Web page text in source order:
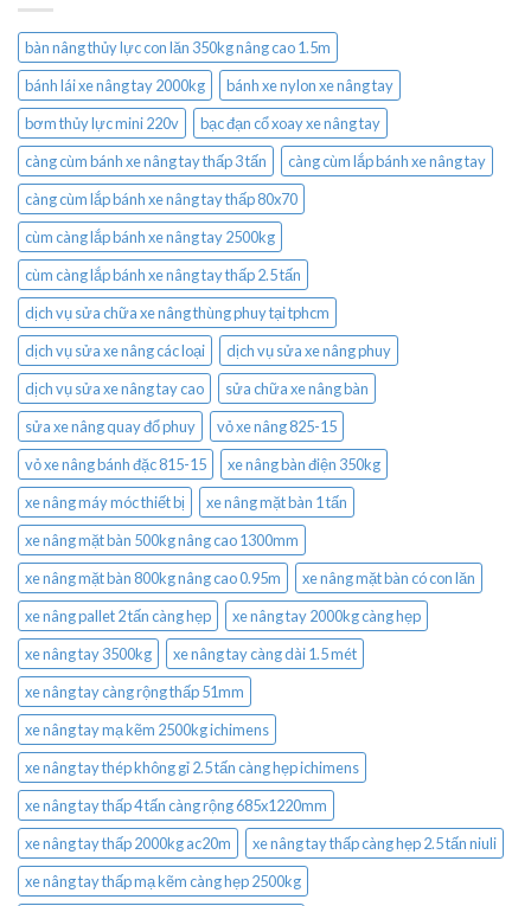
bàn nâng thủy lực con lăn 350kg nâng cao 1.5m
bánh lái xe nâng tay 2000kg
bánh xe nylon xe nâng tay
bơm thủy lực mini 220v
bạc đạn cổ xoay xe nâng tay
càng cùm bánh xe nâng tay thấp 3 tấn
càng cùm lắp bánh xe nâng tay
càng cùm lắp bánh xe nâng tay thấp 80x70
cùm càng lắp bánh xe nâng tay 2500kg
cùm càng lắp bánh xe nâng tay thấp 2.5 tấn
dịch vụ sửa chữa xe nâng thùng phuy tại tphcm
dịch vụ sửa xe nâng các loại
dịch vụ sửa xe nâng phuy
dịch vụ sửa xe nâng tay cao
sửa chữa xe nâng bàn
sửa xe nâng quay đổ phuy
vỏ xe nâng 825-15
vỏ xe nâng bánh đặc 815-15
xe nâng bàn điện 350kg
xe nâng máy móc thiết bị
xe nâng mặt bàn 1 tấn
xe nâng mặt bàn 500kg nâng cao 1300mm
xe nâng mặt bàn 800kg nâng cao 0.95m
xe nâng mặt bàn có con lăn
xe nâng pallet 2 tấn càng hẹp
xe nâng tay 2000kg càng hẹp
xe nâng tay 3500kg
xe nâng tay càng dài 1.5 mét
xe nâng tay càng rộng thấp 51mm
xe nâng tay mạ kẽm 2500kg ichimens
xe nâng tay thép không gỉ 2.5 tấn càng hẹp ichimens
xe nâng tay thấp 4 tấn càng rộng 685x1220mm
xe nâng tay thấp 2000kg ac20m
xe nâng tay thấp càng hẹp 2.5 tấn niuli
xe nâng tay thấp mạ kẽm càng hẹp 2500kg